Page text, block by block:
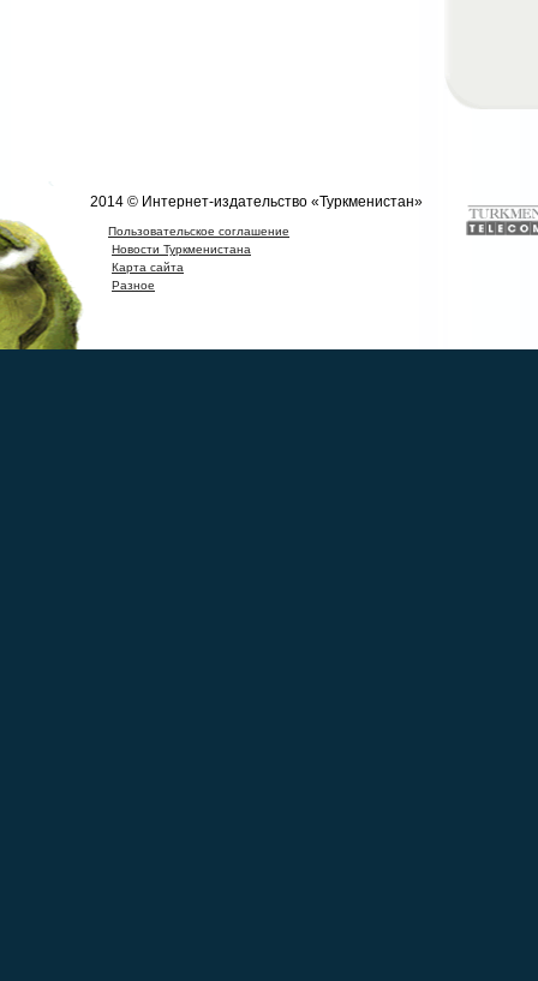
2014 © Интернет-издательство «Туркменистан»
Пользовательское соглашение
Новости Туркменистана
Карта сайта
Разное